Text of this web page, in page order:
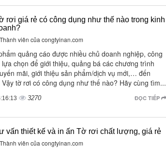
rơi giá rẻ có công dụng như thế nào trong kinh
viên của congtyinan.com
quảng cáo được nhiều chủ doanh nghiệp, công
chọn để giới thiệu, quảng bá các chương trình
mãi, giới thiệu sản phẩm/dịch vụ mới,… đến
tờ rơi có công dụng như thế nào? Hãy cùng tìm...
ĐỌC TIẾP
3270
vấn thiết kế và in ấn Tờ rơi chất lượng, giá rẻ
viên của congtyinan.com